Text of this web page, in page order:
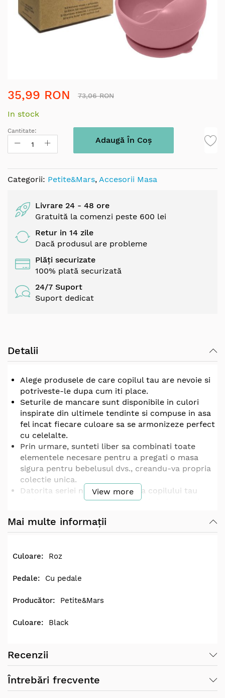
to
beginning
of
images
35,99 RON 73,06 RON
In stock
Cantitate:
Adaugă În Coș
Categorii: Petite&Mars, Accesorii Masa
Livrare 24 - 48 ore
Gratuită la comenzi peste 600 lei
Retur in 14 zile
Dacă produsul are probleme
Plăți securizate
100% plată securizată
24/7 Suport
Suport dedicat
Detalii
Alege produsele de care copilul tau are nevoie si
potriveste-le dupa cum iti place.
Seturile de mancare sunt disponibile in culori
inspirate din ultimele tendinte si compuse in asa
fel incat fiecare culoare sa se armonizeze perfect
cu celelalte.
Prin urmare, sunteti liber sa combinati toate
elementele necesare pentru a pregati o masa
sigura pentru bebelusul dvs., creandu-va propria
colectie unica.
Datorita seriei noastre, hranirea copilului tau
devine nu numai foarte simpla, ci si placuta si
Bol de silicon TAKE&MATCH cu ventuza.
Bolul practic este fabricatdin silicon alimentar
pentru toate alimentele, atat calde cat si reci,
microunde sau depozitate in frigider fara griji.
sa va faceti griji cu privire la spargerea, ciobirea
nedeteriorat pentru o lunga perioada de timp.
pentru cei care deja invata sa manance cu succes
singuri.
Forma rotunjita, interiorul alunecos si marginea
inaltata il fac pe cel mic sa manance mai usor.
View more
Mai multe informații
Roz
Cu pedale
Petite&Mars
Black
Recenzii
Întrebări frecvente